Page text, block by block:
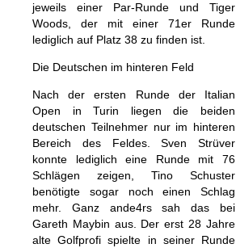
SHAFTS
DEMOSCHLÄGER
ACCESSOIRES
TRAININGSHILFEN
MONTAGE
GOLFSCHLÄGER
BAGS
SCHUHE
BEKLEIDUNG
HANDSCHUHE
ZUBEHÖR
EVENTS
GOLFKURSE
EVENTS
ANFRAGE
GUTSCHEINE
jeweils einer Par-Runde und Tiger
Woods, der mit einer 71er Runde
lediglich auf Platz 38 zu finden ist.
Die Deutschen im hinteren Feld
Nach der ersten Runde der Italian
Open in Turin liegen die beiden
deutschen Teilnehmer nur im hinteren
Bereich des Feldes. Sven Strüver
konnte lediglich eine Runde mit 76
Schlägen zeigen, Tino Schuster
benötigte sogar noch einen Schlag
mehr. Ganz ande4rs sah das bei
Gareth Maybin aus. Der erst 28 Jahre
alte Golfprofi spielte in seiner Runde